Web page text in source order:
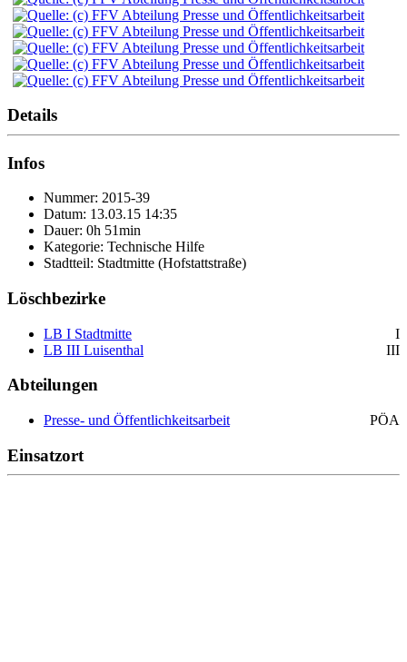
Details
Infos
Nummer: 2015-39
Datum: 13.03.15 14:35
Dauer: 0h 51min
Kategorie: Technische Hilfe
Stadtteil: Stadtmitte (Hofstattstraße)
Löschbezirke
LB I Stadtmitte
I
LB III Luisenthal
III
Abteilungen
Presse- und Öffentlichkeitsarbeit PÖA
Einsatzort